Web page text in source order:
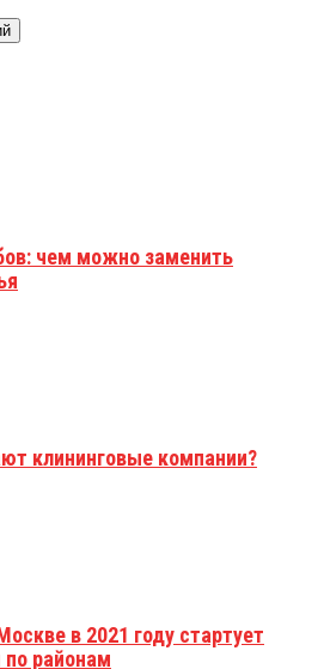
чем можно заменить
клининговые компании?
в 2021 году стартует
районам